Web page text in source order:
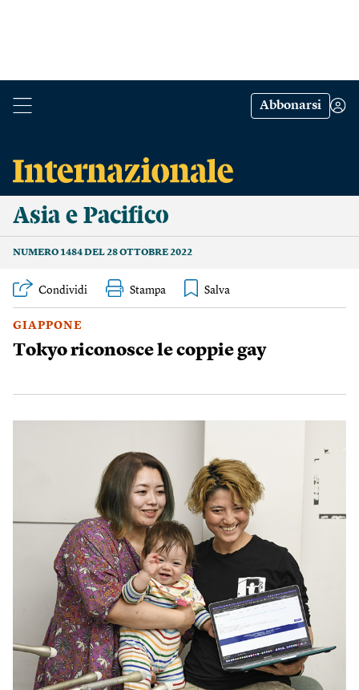
Abbonarsi
Asia e Pacifico
NUMERO 1484 DEL 28 OTTOBRE 2022
Condividi Stampa
GIAPPONE
Tokyo riconosce le coppie gay